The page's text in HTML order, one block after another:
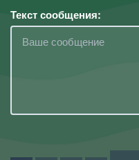
Текст сообщения: